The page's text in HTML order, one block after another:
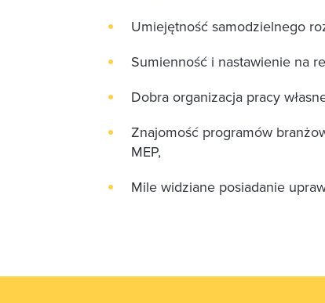
Umiejętność samodzielnego
Sumienność i nastawienie na
Dobra organizacja pracy
Znajomość programów
MEP,
Mile widziane posiadanie